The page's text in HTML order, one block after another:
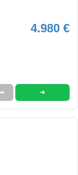
4.980 €
➦ ➜